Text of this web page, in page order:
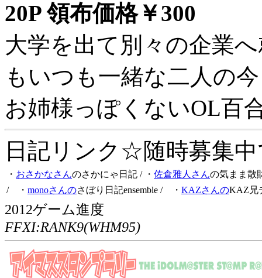
20P 領布価格￥300
大学を出て別々の企業
もいつも一緒な二人の
お姉様っぽくないOL百
日記リンク☆随時募集
・ おさかなさんのさかにゃ日記 / ・ 佐倉雅人さんの気まま散
/ ・ monoさんのさぼり日記ensemble / ・ KAZさんのKAZ兄
2012ゲーム進度
FFXI:RANK9(WHM95)